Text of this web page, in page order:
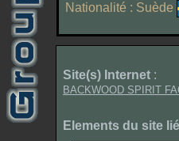
Nationalité : Suède
Site(s) Internet :
BACKWOOD SPIRIT
Elements du site